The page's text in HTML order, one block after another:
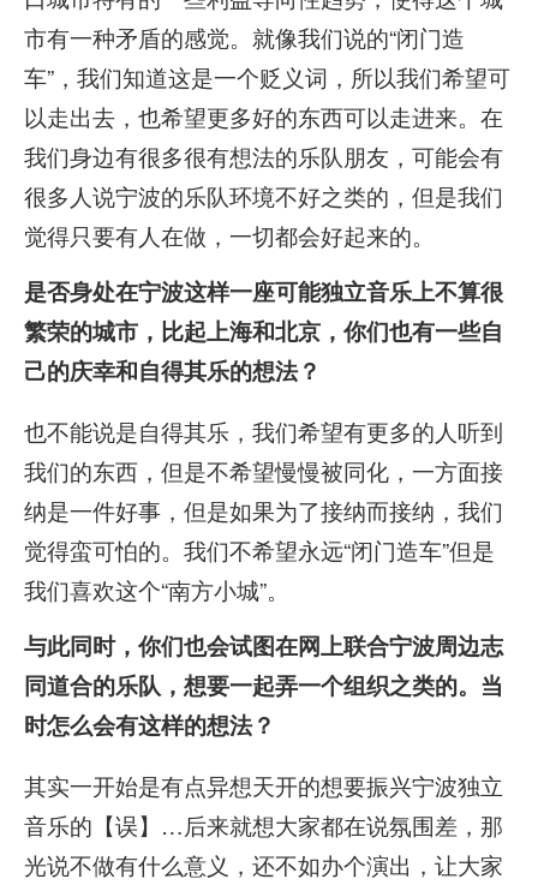
市有一种矛盾的感觉。就像我们说的“闭门造
车”，我们知道这是一个贬义词，所以我们希望可
以走出去，也希望更多好的东西可以走进来。在
我们身边有很多很有想法的乐队朋友，可能会有
很多人说宁波的乐队环境不好之类的，但是我们
觉得只要有人在做，一切都会好起来的。
是否身处在宁波这样一座可能独立音乐上不算很
繁荣的城市，比起上海和北京，你们也有一些自
己的庆幸和自得其乐的想法？
也不能说是自得其乐，我们希望有更多的人听到
我们的东西，但是不希望慢慢被同化，一方面接
纳是一件好事，但是如果为了接纳而接纳，我们
觉得蛮可怕的。我们不希望永远“闭门造车”但是
我们喜欢这个“南方小城”。
与此同时，你们也会试图在网上联合宁波周边志
同道合的乐队，想要一起弄一个组织之类的。当
时怎么会有这样的想法？
其实一开始是有点异想天开的想要振兴宁波独立
音乐的【误】…后来就想大家都在说氛围差，那
光说不做有什么意义，还不如办个演出，让大家